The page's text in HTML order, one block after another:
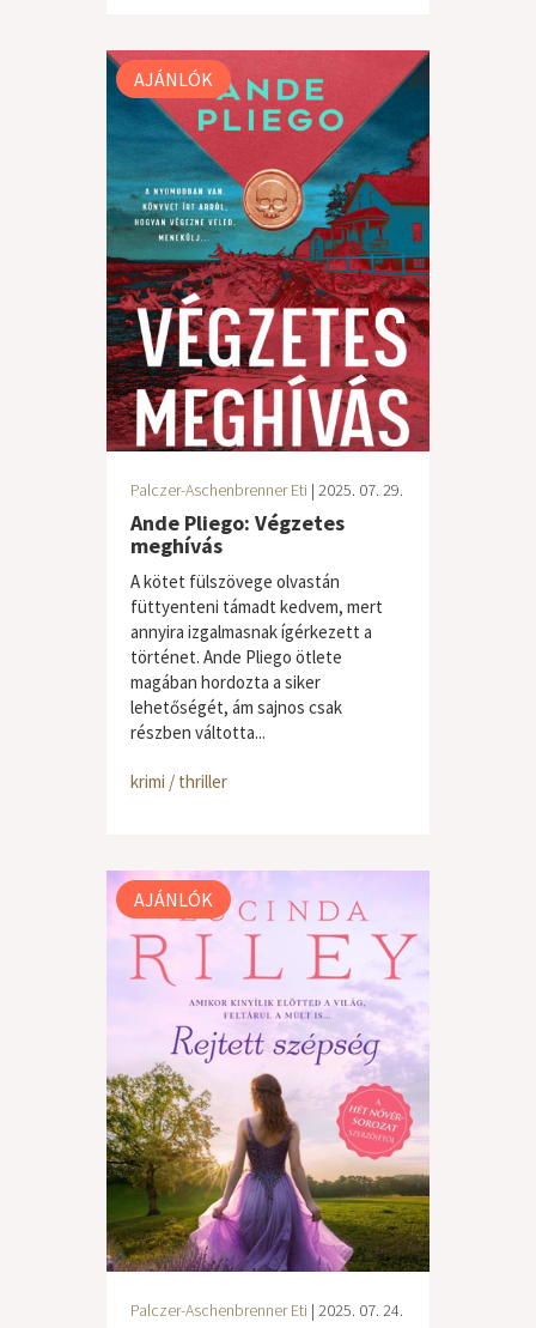
AJÁNLÓK
Palczer-Aschenbrenner Eti | 2025. 07. 29.
Ande Pliego: Végzetes
meghívás
A kötet fülszövege olvastán
füttyenteni támadt kedvem, mert
annyira izgalmasnak ígérkezett a
történet. Ande Pliego ötlete
magában hordozta a siker
lehetőségét, ám sajnos csak
részben váltotta...
krimi / thriller
AJÁNLÓK
Palczer-Aschenbrenner Eti | 2025. 07. 24.